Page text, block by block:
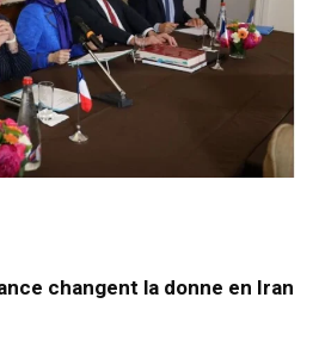
changent la donne en Iran